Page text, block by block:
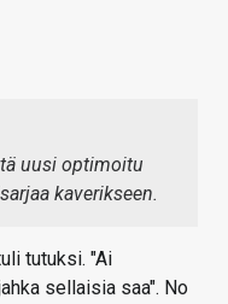
uusi optimoitu
kaverikseen.
tutuksi. "Ai
sellaisia saa". No